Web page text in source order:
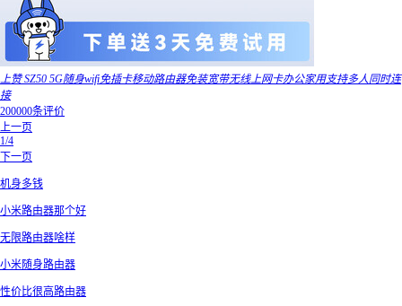
上赞 SZ50 5G随身wifi免插卡移动路由器免装宽带无线上网卡办公家用支持多人同时连
接
200000条评价
上一页
1/4
下一页
机身多钱
小米路由器那个好
无限路由器啥样
小米随身路由器
性价比很高路由器